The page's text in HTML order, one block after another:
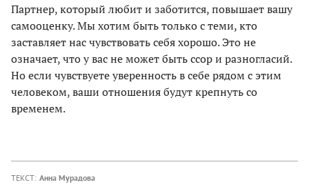
Партнер, который любит и заботится, повышает вашу
самооценку. Мы хотим быть только с теми, кто
заставляет нас чувствовать себя хорошо. Это не
означает, что у вас не может быть ссор и разногласий.
Но если чувствуете уверенность в себе рядом с этим
человеком, ваши отношения будут крепнуть со
временем.
ТЕКСТ: Анна Мурадова